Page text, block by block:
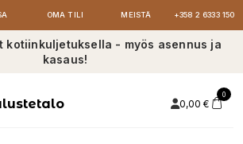
OMA TILI MEISTÄ +358 2 6333 150
kotiinkuljetuksella - myös asennus ja
kasaus!
0,00 €
0